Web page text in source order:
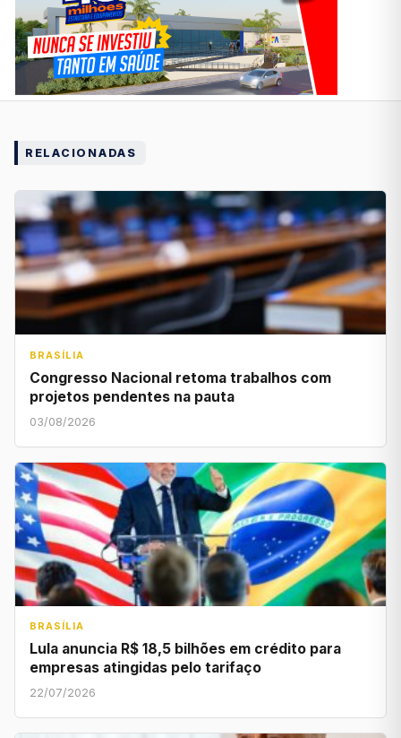
RELACIONADAS
BRASÍLIA
Congresso Nacional retoma trabalhos com
projetos pendentes na pauta
03/08/2026
BRASÍLIA
Lula anuncia R$ 18,5 bilhões em crédito para
empresas atingidas pelo tarifaço
22/07/2026